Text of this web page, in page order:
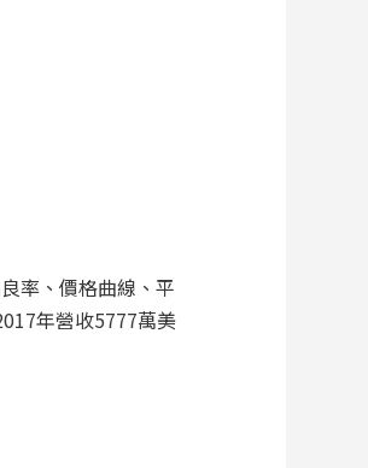
率、價格曲線、平
年營收5777萬美